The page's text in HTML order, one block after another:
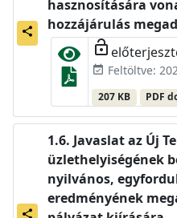
share
hasznosítására
hozzájárulás
lock_open
event_available Feltöltve:
207 KB PDF
share
Javaslat az Új
üzlethelyiségének
nyilvános,
eredményének